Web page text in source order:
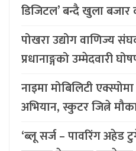
डिजिटल’ बन्दै खुला बजार
पोखरा उद्योग वाणिज्य
प्रधानाङ्गको उम्मेदवारी
नाइमा मोबिलिटी
अभियान, स्कुटर जित्ने
‘ब्लू सर्ज – पावरिंग अहेड